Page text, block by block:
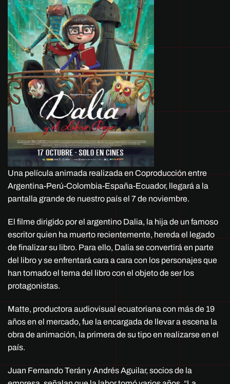
Una película animada realizada en Coproducción entre
Argentina-Perú-Colombia-España-Ecuador, llegará a la
pantalla grande de nuestro país el 7 de noviembre.
El filme dirigido por el argentino Dalia, la hija de un famoso
escritor quien ha muerto recientemente, hereda el legado
de finalizar su libro. Para ello, Dalia se convertirá en parte
del libro y se enfrentará cara a cara con los personajes que
han tomado el tema del libro con el objeto de ser los
protagonistas.
Matte, productora audiovisual ecuatoriana con más de 19
años en el mercado, fue la encargada de llevar a escena la
obra de animación, la primera de su tipo en realizarse en el
país.
Juan Fernando Terán y Andrés Aguilar, socios de la